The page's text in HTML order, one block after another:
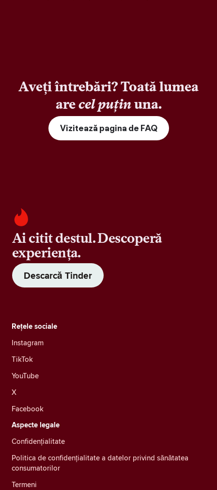
Aveți întrebări? Toată lumea
arecel puținuna.
Vizitează pagina de FAQ
Ai citit destul. Descoperă
experiența.
Descarcă Tinder
Rețele sociale
Instagram
TikTok
YouTube
X
Facebook
Aspecte legale
Confidenţialitate
Politica de confidențialitate a datelor privind sănătatea
consumatorilor
Termeni